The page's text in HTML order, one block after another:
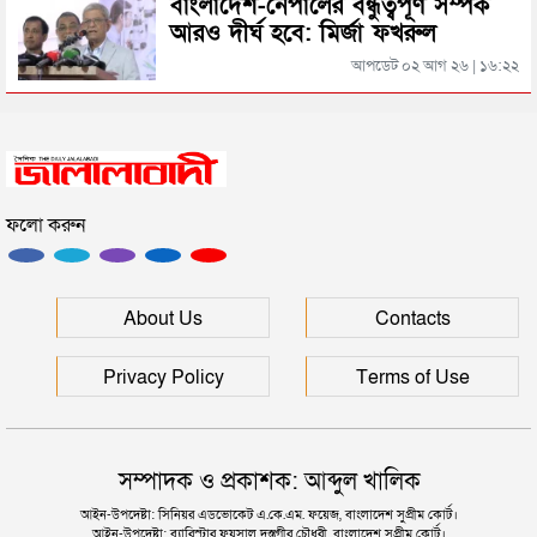
সিলেটের জোড়া ব্রিজের পাশ থেকে আটক ফরহাদ- বাদশা
প্রধানমন্ত্রী
সিলেটে আরও দুইজনের মৃত্যু, হাসপাতালে ৩ শতাধিক
বাংলাদেশ-নেপালের বন্ধুত্বপূর্ণ সম্পর্ক
আরও দীর্ঘ হবে: মির্জা ফখরুল
আপডেট ০২ আগ ২৬ | ১৬:২২
ফলো করুন
About Us Contacts
Privacy Policy Terms of Use
সম্পাদক ও প্রকাশক: আব্দুল খালিক
আইন-উপদেষ্টা: সিনিয়র এডভোকেট এ.কে.এম. ফয়েজ, বাংলাদেশ সুপ্রীম কোর্ট।